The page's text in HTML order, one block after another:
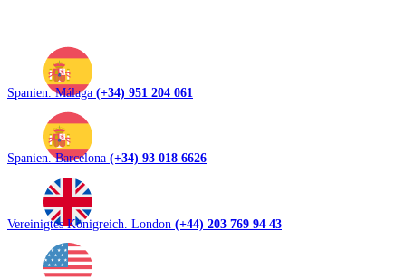
Spanien. Málaga (+34) 951 204 061
Spanien. Barcelona (+34) 93 018 6626
Vereinigtes Königreich. London (+44) 203 769 94 43